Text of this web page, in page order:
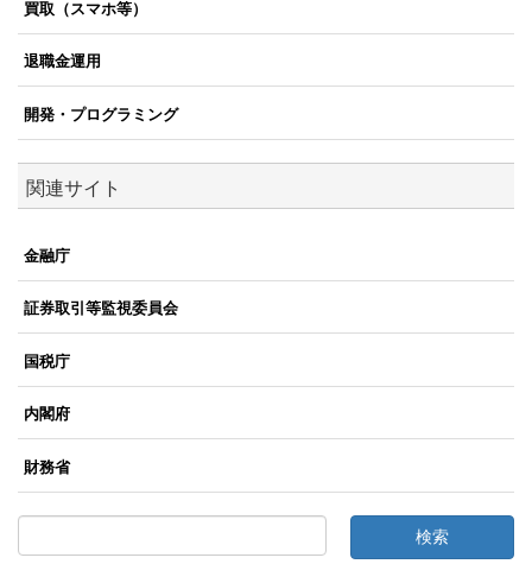
買取（スマホ等）
退職金運用
開発・プログラミング
関連サイト
金融庁
証券取引等監視委員会
国税庁
内閣府
財務省